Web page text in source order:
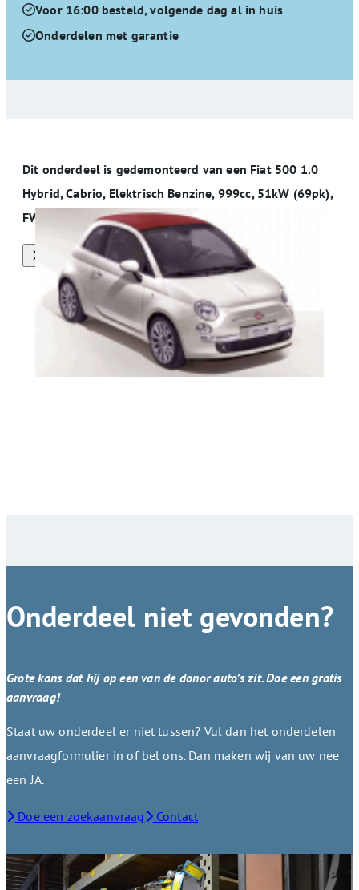
Voor 16:00 besteld, volgende dag al in huis
Onderdelen met garantie
Dit onderdeel is gedemonteerd van een Fiat 500 1.0
Hybrid, Cabrio, Elektrisch Benzine, 999cc, 51kW (69pk),
FWD, 46341162, 2020-01, 312AYD
Alle onderdelen van deze auto
Onderdeel niet gevonden?
Grote kans dat hij op een van de donor auto’s zit. Doe een gratis
aanvraag!
Staat uw onderdeel er niet tussen? Vul dan het onderdelen
aanvraagformulier in of bel ons. Dan maken wij van uw nee
een JA.
Doe een zoekaanvraag Contact